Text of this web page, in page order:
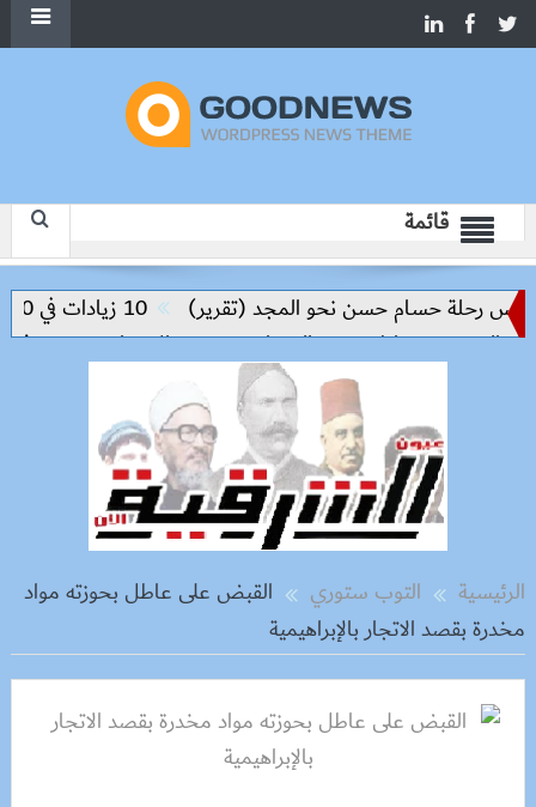
قائمة
رحلة حسام حسن نحو المجد (تقرير)
10 زيادات في 10 سنوات.. هل حان الوقت لرفع دعم البنزين نهائيا؟
من مخاطر مرض السعار
وزيرة الإسكان تسرّع توفيق
الرئيسية التوب ستوري
القبض على عاطل بحوزته مواد
مخدرة بقصد الاتجار بالإبراهيمية